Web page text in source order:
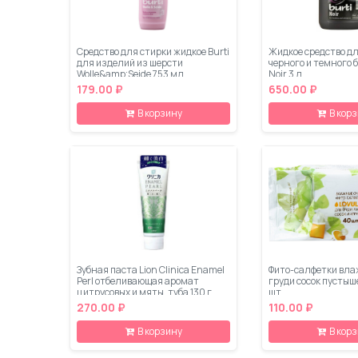
Средство для стирки жидкое Burti
для изделий из шерсти
Wolle&amp;Seide 753 мл
179.00 ₽
В корзину
Жидкое средство
черного и темного
Noir 3 л
650.00 ₽
В
Зубная паста Lion Clinica Enamel
Perl отбеливающая аромат
цитрусовых и мяты, туба 130 г
270.00 ₽
В корзину
Фито-салфетки
груди сосок
шт
110.00 ₽
В